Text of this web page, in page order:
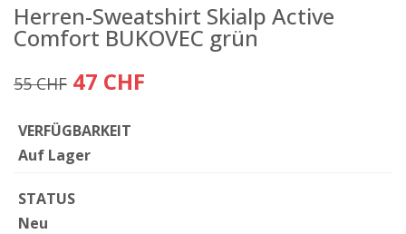
Herren-Sweatshirt Skialp Active
Comfort BUKOVEC grün
55 CHF 47 CHF
VERFÜGBARKEIT
Auf Lager
STATUS
Neu